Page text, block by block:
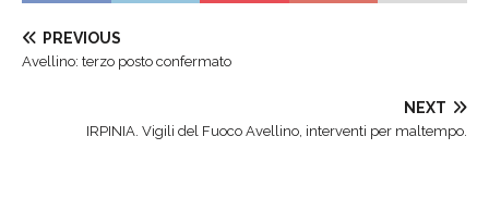
PREVIOUS
Avellino: terzo posto confermato
NEXT
IRPINIA. Vigili del Fuoco Avellino, interventi per maltempo.